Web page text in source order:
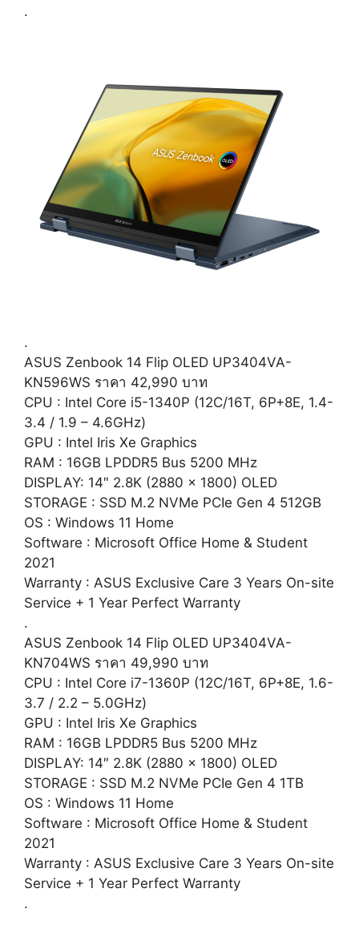
.
.
ASUS Zenbook 14 Flip OLED UP3404VA-
KN596WS ราคา 42,990 บาท
CPU : Intel Core i5-1340P (12C/16T, 6P+8E, 1.4-
3.4 / 1.9 – 4.6GHz)
GPU : Intel Iris Xe Graphics
RAM : 16GB LPDDR5 Bus 5200 MHz
DISPLAY: 14″ 2.8K (2880 x 1800) OLED
STORAGE : SSD M.2 NVMe PCIe Gen 4 512GB
OS : Windows 11 Home
Software : Microsoft Office Home & Student
2021
Warranty : ASUS Exclusive Care 3 Years On-site
Service + 1 Year Perfect Warranty
.
ASUS Zenbook 14 Flip OLED UP3404VA-
KN704WS ราคา 49,990 บาท
CPU : Intel Core i7-1360P (12C/16T, 6P+8E, 1.6-
3.7 / 2.2 – 5.0GHz)
GPU : Intel Iris Xe Graphics
RAM : 16GB LPDDR5 Bus 5200 MHz
DISPLAY: 14″ 2.8K (2880 x 1800) OLED
STORAGE : SSD M.2 NVMe PCIe Gen 4 1TB
OS : Windows 11 Home
Software : Microsoft Office Home & Student
2021
Warranty : ASUS Exclusive Care 3 Years On-site
Service + 1 Year Perfect Warranty
.